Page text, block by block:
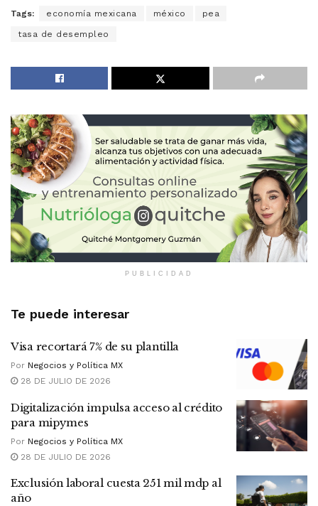
Tags: economía mexicana méxico pea
tasa de desempleo
PUBLICIDAD
Te puede interesar
Visa recortará 7% de su plantilla
Por Negocios y Política MX
28 DE JULIO DE 2026
Digitalización impulsa acceso al crédito
para mipymes
Por Negocios y Política MX
28 DE JULIO DE 2026
Exclusión laboral cuesta 251 mil mdp al
año